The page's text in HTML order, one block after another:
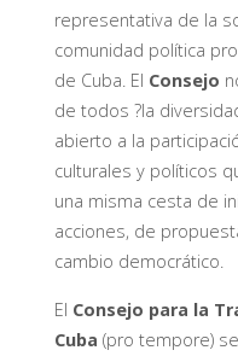
representativa de la
comunidad política
de Cuba. El Consejo
de todos ?la
abierto a la
culturales y políticos
una misma cesta de
acciones, de
cambio democrático.
El Consejo para la
Cuba (pro tempore)